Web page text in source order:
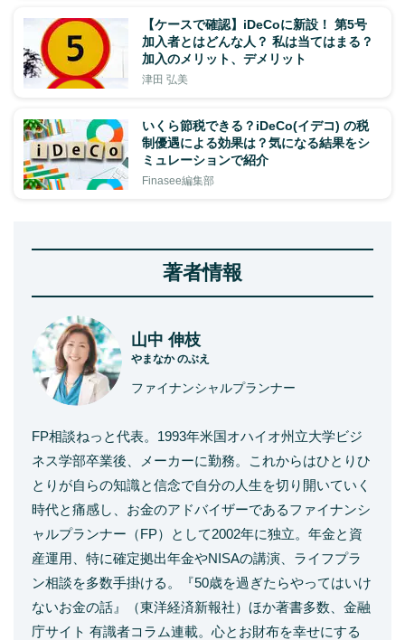
【ケースで確認】iDeCoに新設！ 第5号
加入者とはどんな人？ 私は当てはまる？
加入のメリット、デメリット
津田 弘美
いくら節税できる？iDeCo(イデコ) の税
制優遇による効果は？気になる結果をシ
ミュレーションで紹介
Finasee編集部
著者情報
山中 伸枝
やまなか のぶえ
ファイナンシャルプランナー
FP相談ねっと代表。1993年米国オハイオ州立大学ビジ
ネス学部卒業後、メーカーに勤務。これからはひとりひ
とりが自らの知識と信念で自分の人生を切り開いていく
時代と痛感し、お金のアドバイザーであるファイナンシ
ャルプランナー（FP）として2002年に独立。年金と資
産運用、特に確定拠出年金やNISAの講演、ライフプラ
ン相談を多数手掛ける。『50歳を過ぎたらやってはいけ
ないお金の話』（東洋経済新報社）ほか著書多数、金融
庁サイト 有識者コラム連載。心とお財布を幸せにする